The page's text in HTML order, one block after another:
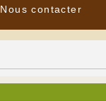
Nous contacter